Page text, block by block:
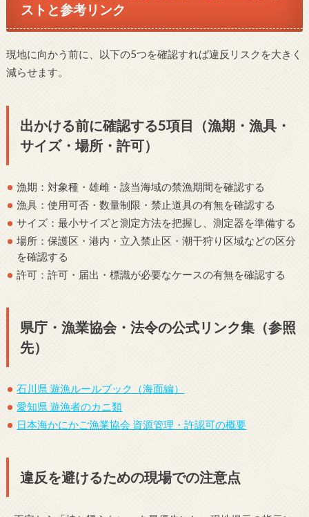
ストと参考リンク
現地に向かう前に、以下の5つを確認すれば違反リスクを大きく
減らせます。
出かける前に確認する5項目（漁期・漁具・
サイズ・場所・許可）
漁期：対象種・雄雌・該当海域の禁漁期間を確認する
漁具：使用可否・数量制限・禁止道具の有無を確認する
サイズ：最小サイズと測定方法を把握し、測定器を準備する
場所：保護区・港内・立入禁止区・潮干狩り区域などの区分
を確認する
許可：許可・届出・標識が必要なケースの有無を確認する
県庁・漁業協会・法令の公式リンク集（参照
先）
石川県 遊漁ルールブック（海面編）
愛知県 遊漁者のカニ類
日本海かにかご漁業協会 資源管理・許認可の概要
違反を避けるための現場での注意点